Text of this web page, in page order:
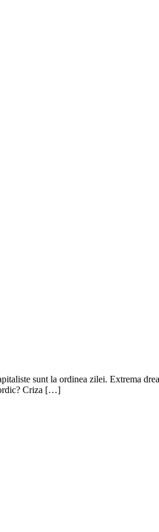
sunt la ordinea zilei. Extrema
Criza […]